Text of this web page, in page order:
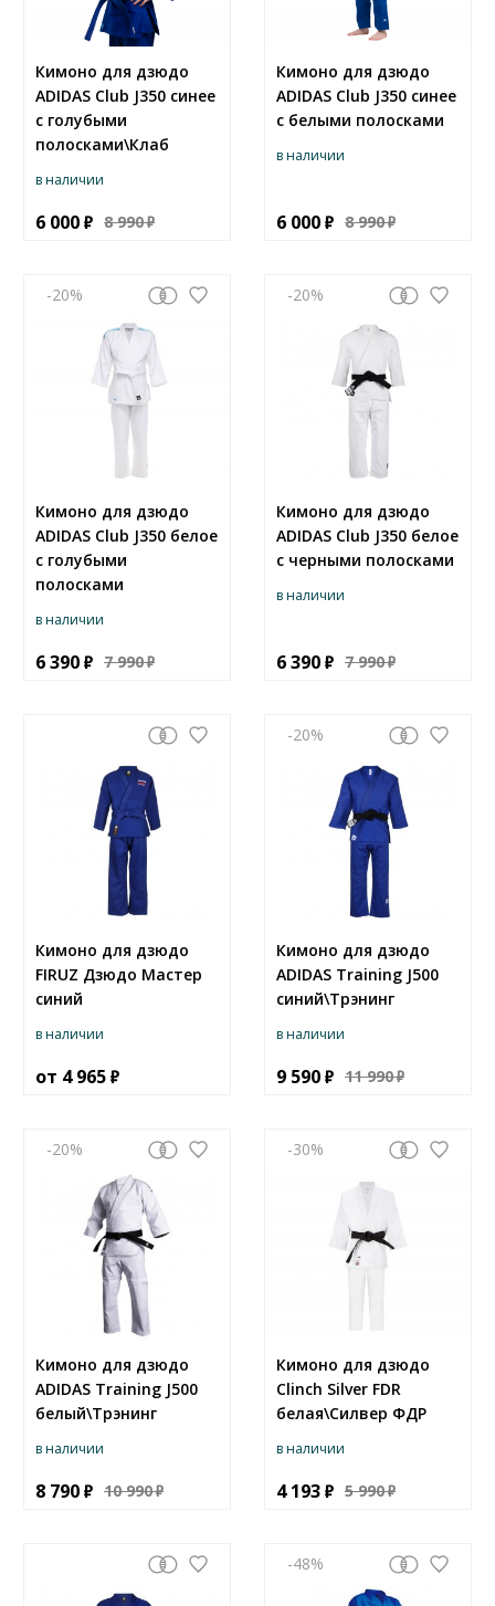
Кимоно для дзюдо
ADIDAS Club J350 синее
с голубыми
полосками\Клаб
в наличии
6 000 8 990
Кимоно для дзюдо
ADIDAS Club J350 синее
с белыми полосками
в наличии
6 000 8 990
-20
Кимоно для дзюдо
ADIDAS Club J350 белое
с голубыми
полосками
в наличии
6 390 7 990
-20
Кимоно для дзюдо
ADIDAS Club J350 белое
с черными полосками
в наличии
6 390 7 990
Кимоно для дзюдо
FIRUZ Дзюдо Мастер
синий
в наличии
от 4 965
-20
Кимоно для дзюдо
ADIDAS Training J500
синий\Трэнинг
в наличии
9 590 11 990
-20
Кимоно для дзюдо
ADIDAS Training J500
белый\Трэнинг
в наличии
8 790 10 990
-30
Кимоно для дзюдо
Clinch Silver FDR
белая\Силвер ФДР
в наличии
4 193 5 990
-48